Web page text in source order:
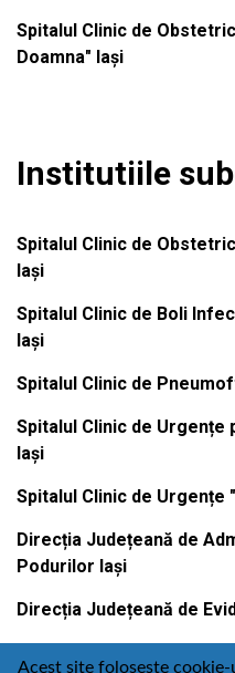
Spitalul Clinic de
Doamna" Iași
Institutiile
Spitalul Clinic de
Iași
Spitalul Clinic de Boli
Iași
Spitalul Clinic de
Spitalul Clinic de Urgențe
Iași
Spitalul Clinic de Urgențe
Direcția Județeană de
Podurilor Iași
Direcția Județeană de
Acest site folosește